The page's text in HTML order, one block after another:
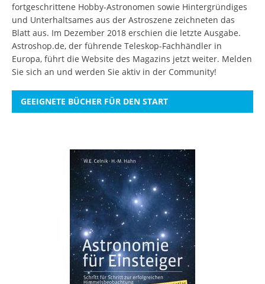
fortgeschrittene Hobby-Astronomen sowie Hintergründiges
und Unterhaltsames aus der Astroszene zeichneten das
Blatt aus. Im Dezember 2018 erschien die letzte Ausgabe.
Astroshop.de, der führende Teleskop-Fachhändler in
Europa, führt die Website des Magazins jetzt weiter. Melden
Sie sich an und werden Sie aktiv in der Community!
GEEIGNETE BÜCHER FÜR DEN START